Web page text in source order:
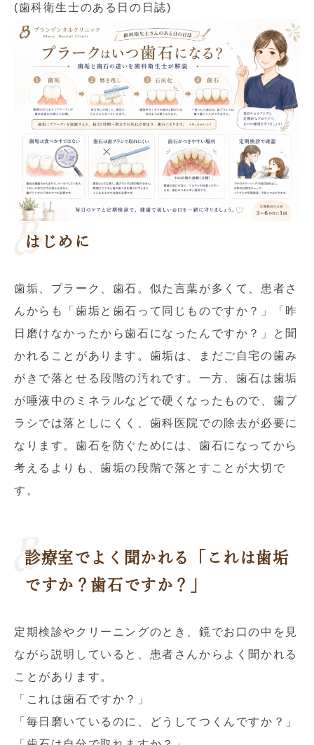
(歯科衛生士のある日の日誌)
はじめに
歯垢、プラーク、歯石。似た言葉が多くて、患者さ
んからも「歯垢と歯石って同じものですか？」「昨
日磨けなかったから歯石になったんですか？」と聞
かれることがあります。歯垢は、まだご自宅の歯み
がきで落とせる段階の汚れです。一方、歯石は歯垢
が唾液中のミネラルなどで硬くなったもので、歯ブ
ラシでは落としにくく、歯科医院での除去が必要に
なります。歯石を防ぐためには、歯石になってから
考えるよりも、歯垢の段階で落とすことが大切で
す。
診療室でよく聞かれる「これは歯垢
ですか？歯石ですか？」
定期検診やクリーニングのとき、鏡でお口の中を見
ながら説明していると、患者さんからよく聞かれる
ことがあります。
「これは歯石ですか？」
「毎日磨いているのに、どうしてつくんですか？」